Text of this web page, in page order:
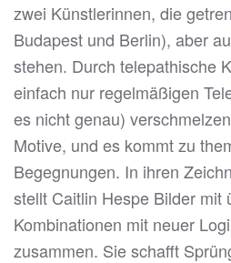
zwei Künstlerinnen, die
Budapest und Berlin), aber
stehen. Durch telepathische
einfach nur regelmäßigen
es nicht genau)
Motive, und es kommt zu
Begegnungen. In ihren
stellt Caitlin Hespe Bilder mit
Kombinationen mit neuer
zusammen. Sie schafft